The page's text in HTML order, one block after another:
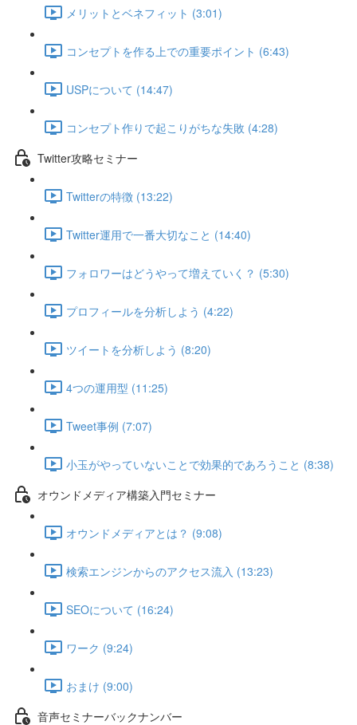
メリットとベネフィット (3:01)
コンセプトを作る上での重要ポイント (6:43)
USPについて (14:47)
コンセプト作りで起こりがちな失敗 (4:28)
Twitter攻略セミナー
Twitterの特徴 (13:22)
Twitter運用で一番大切なこと (14:40)
フォロワーはどうやって増えていく？ (5:30)
プロフィールを分析しよう (4:22)
ツイートを分析しよう (8:20)
4つの運用型 (11:25)
Tweet事例 (7:07)
小玉がやっていないことで効果的であろうこと (8:38)
オウンドメディア構築入門セミナー
オウンドメディアとは？ (9:08)
検索エンジンからのアクセス流入 (13:23)
SEOについて (16:24)
ワーク (9:24)
おまけ (9:00)
音声セミナーバックナンバー